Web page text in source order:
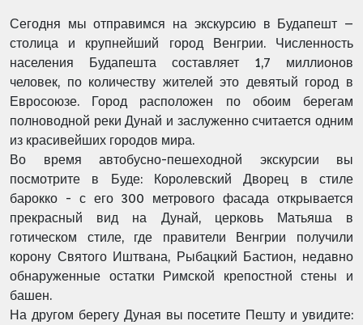
Сегодня мы отправимся на экскурсию в Будапешт –
столица и крупнейший город Венгрии. Численность
населения Будапешта составляет 1,7 миллионов
человек, по количеству жителей это девятый город в
Евросоюзе. Город расположен по обоим берегам
полноводной реки Дунай и заслуженно считается одним
из красивейших городов мира.
Во время автобусно-пешеходной экскурсии вы
посмотрите в Буде: Королевский Дворец в стиле
барокко - с его 300 метрового фасада открывается
прекрасный вид на Дунай, церковь Матьяша в
готическом стиле, где правители Венгрии получили
корону Святого Иштвана, Рыбацкий Бастион, недавно
обнаруженные остатки Римской крепостной стены и
башен.
На другом берегу Дуная вы посетите Пешту и увидите: